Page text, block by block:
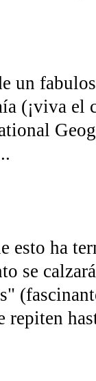
un
(¡viva
esto ha
se
repiten